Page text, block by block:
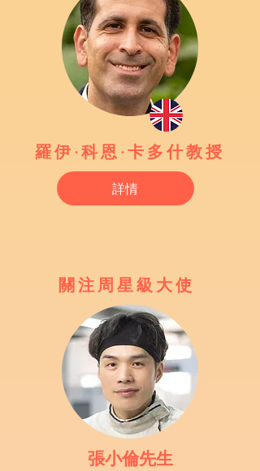
羅伊·科恩·卡多什教授
詳情
關注周星級大使 ​
張小倫先生